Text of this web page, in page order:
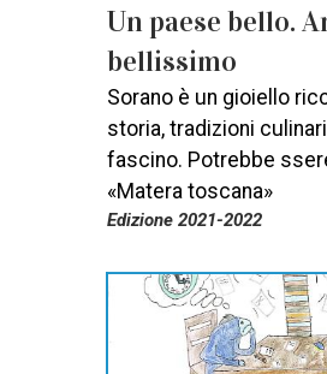
Un paese bello.
bellissimo
Sorano è un gioiello
storia, tradizioni
fascino. Potrebbe
«Matera toscana»
Edizione 2021-2022